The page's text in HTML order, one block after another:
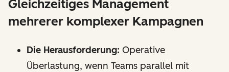
Gleichzeitiges Management
mehrerer komplexer Kampagnen
Die Herausforderung: Operative
Überlastung, wenn Teams parallel mit